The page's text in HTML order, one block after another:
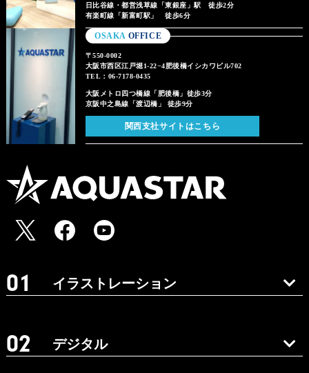
日比谷線・都営浅草線「東銀座」駅 徒歩2分
有楽町線「新富町駅」 徒歩6分
OSAKA OFFICE
〒550-0002
大阪市西区江戸堀1-22−4肥後橋イシカワビル702
TEL：06-7178-0435
大阪メトロ四つ橋線「肥後橋」徒歩3分
京阪中之島線「渡辺橋」 徒歩9分
関西支社サイトはこちら
イラストレーション
デジタル